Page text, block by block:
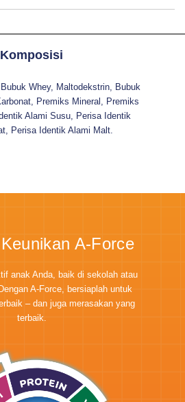
Komposisi
Whey, Maltodekstrin, Bubuk
Premiks Mineral, Premiks
Alami Susu, Perisa Identik
Perisa Identik Alami Malt.
A-Force
anak Anda, baik di sekolah atau
A-Force, bersiaplah untuk
– dan juga merasakan yang
terbaik.